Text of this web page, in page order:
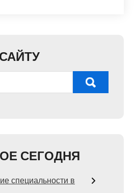
СЕГОДНЯ
специальности в